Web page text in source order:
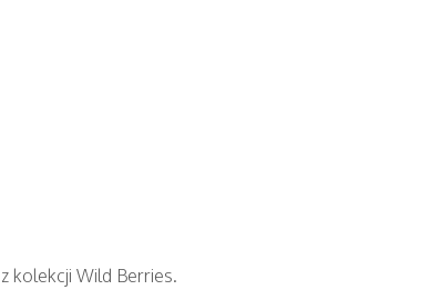
kolekcji Wild Berries.